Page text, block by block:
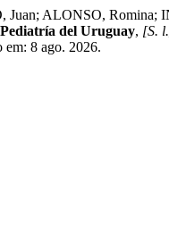
ALONSO, Romina;
del Uruguay, [S.
em: 8 ago. 2026.